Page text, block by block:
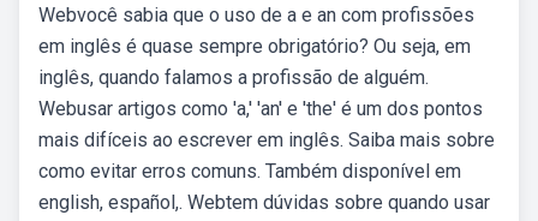
Webvocê sabia que o uso de a e an com profissões
em inglês é quase sempre obrigatório? Ou seja, em
inglês, quando falamos a profissão de alguém.
Webusar artigos como 'a,' 'an' e 'the' é um dos pontos
mais difíceis ao escrever em inglês. Saiba mais sobre
como evitar erros comuns. Também disponível em
english, español,. Webtem dúvidas sobre quando usar